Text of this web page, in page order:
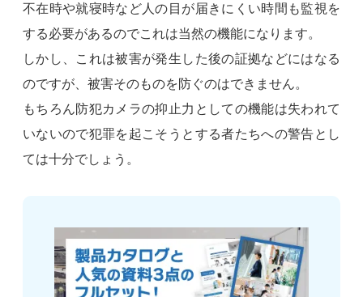
不在時や就寝時など人の目が届きにくい時間も監視を
する必要があるのでこれは当然の機能になります。
しかし、これは被害が発生した後の証拠などにはなる
のですが、被害そのものを防ぐのはできません。
もちろん防犯カメラの抑止力としての機能は失われて
いないので犯罪を起こそうとする者たちへの警告とし
ては十分でしょう。